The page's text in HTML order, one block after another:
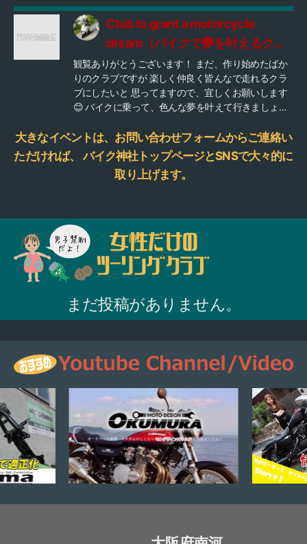
ならどなたでもご参加OKのオープンなチームです。
月に66回ほどツーリングを企画！ たまには飲み会も
(^^♪ 是非是非お気軽にご連絡くださいね(^^♪ 本部電
話 06-4308-3300 ※今、メンバーになるとお好き
なTシャツプレゼント中！ このショップから選べるよ
（嘘） https://bikejinja.official.ec/ ---------------------
という感じで自由にご活用ください。 たまに、ダメ
な内容をアップするいたずらっ子もいるので 承認さ
れてからの掲載となります～～～(^^♪
Club to grant a motorcycle
dream（バイクで夢を叶えるクラ
ブ）
観覧ありがとうございます！ まだ、作り始めたばか
りのクラブですが 楽しく仲良く皆んなで走れるクラ
ブにしたいと 思ってますので、宜しくお願いします
😊 バイクに乗って、色んな夢を叶えて行きましょー
大きなイベントは、お問い合わせフォームからご連絡い
ただければ、
バイク神社トップページとSNSで大々的に
取り上げます。
まだ投稿がありません。